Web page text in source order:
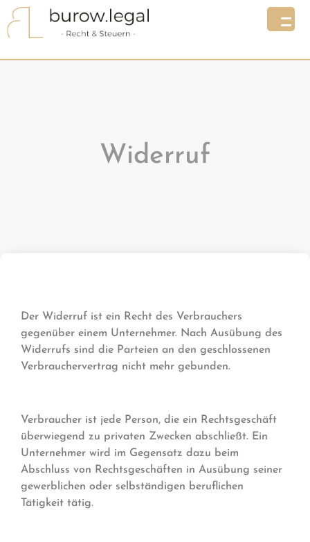
Widerruf
Der Widerruf ist ein Recht des Verbrauchers
gegenüber einem Unternehmer. Nach Ausübung des
Widerrufs sind die Parteien an den geschlossenen
Verbrauchervertrag nicht mehr gebunden.
Verbraucher ist jede Person, die ein Rechtsgeschäft
überwiegend zu privaten Zwecken abschließt. Ein
Unternehmer wird im Gegensatz dazu beim
Abschluss von Rechtsgeschäften in Ausübung seiner
gewerblichen oder selbständigen beruflichen
Tätigkeit tätig.